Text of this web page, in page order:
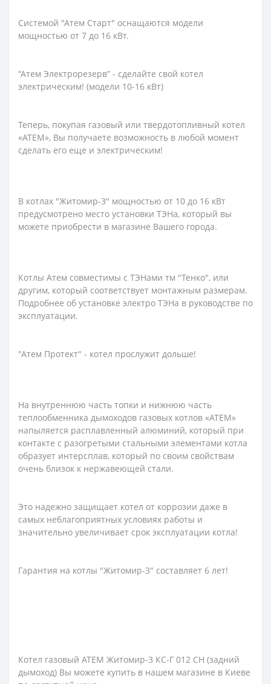
Системой "Атем Старт" оснащаются модели
мощностью от 7 до 16 кВт.
“Атем Электрорезерв” - сделайте свой котел
электрическим! (модели 10-16 кВт)
Теперь, покупая газовый или твердотопливный котел
«АТЕМ», Вы получаете возможность в любой момент
сделать его еще и электрическим!
В котлах "Житомир-3" мощностью от 10 до 16 кВт
предусмотрено место установки ТЭНа, который вы
можете приобрести в магазине Вашего города.
Котлы Атем совместимы с ТЭНами тм "Тенко", или
другим, который соответствует монтажным размерам.
Подробнее об установке электро ТЭНа в руководстве по
эксплуатации.
"Атем Протект" - котел прослужит дольше!
На внутреннюю часть топки и нижнюю часть
теплообменника дымоходов газовых котлов «АТЕМ»
напыляется расплавленный алюминий, который при
контакте с разогретыми стальными элементами котла
образует интерсплав, который по своим свойствам
очень близок к нержавеющей стали.
Это надежно защищает котел от коррозии даже в
самых неблагоприятных условиях работы и
значительно увеличивает срок эксплуатации котла!
Гарантия на котлы "Житомир-3" составляет 6 лет!
Котел газовый АТЕМ Житомир-3 КС-Г 012 СН (задний
дымоход) Вы можете купить в нашем магазине в Киеве